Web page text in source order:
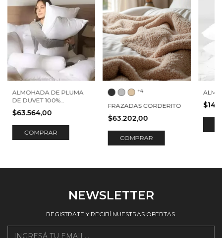
ALMOHADA DE PLUMA
DE DUVET 100%
ALGODÓN 244 HILOS
$63.564,00
COMPRAR
+4
FRAZADAS CORDERITO
$63.202,00
COMPRAR
NEWSLETTER
REGISTRATE Y RECIBÍ NUESTRAS OFERTAS.